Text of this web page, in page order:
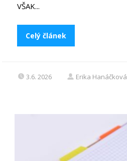
VŠAK...
Celý článek
3.6. 2026 Erika Hanáčková